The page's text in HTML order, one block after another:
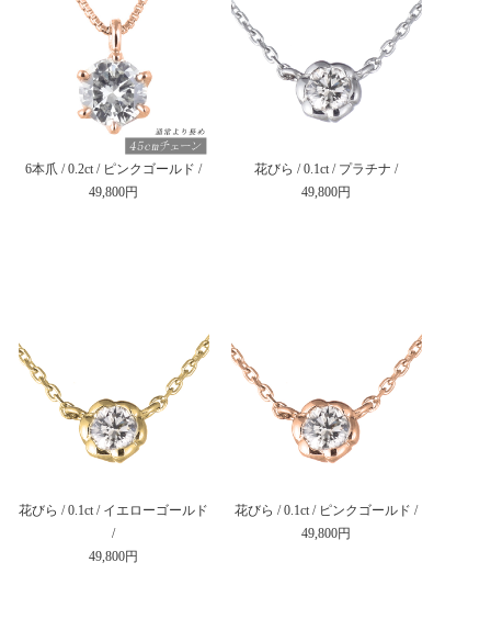
6本爪 / 0.2ct / ピンクゴールド /
49,800円
花びら / 0.1ct / プラチナ /
49,800円
花びら / 0.1ct / イエローゴールド
/
49,800円
花びら / 0.1ct / ピンクゴールド /
49,800円